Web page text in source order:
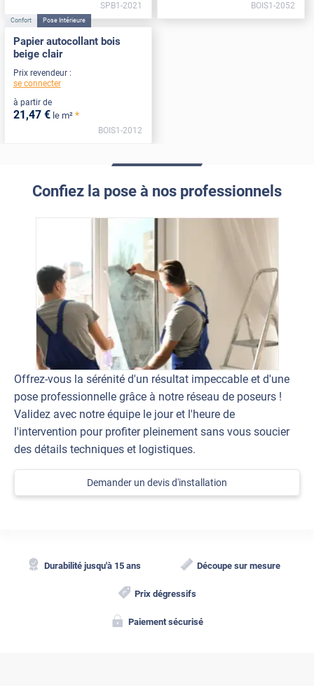
SPB1-2021 BOIS1-2052
Confort Pose Intérieure
Papier autocollant bois
beige clair
Prix revendeur :
se connecter
à partir de
21,47 € le m² *
BOIS1-2012
Confiez la pose à nos professionnels
Offrez-vous la sérénité d'un résultat impeccable et d'une
pose professionnelle grâce à notre réseau de poseurs !
Validez avec notre équipe le jour et l'heure de
l'intervention pour profiter pleinement sans vous soucier
des détails techniques et logistiques.
Demander un devis d'installation
Durabilité jusqu'à 15 ans Découpe sur mesure
Prix dégressifs
Paiement sécurisé